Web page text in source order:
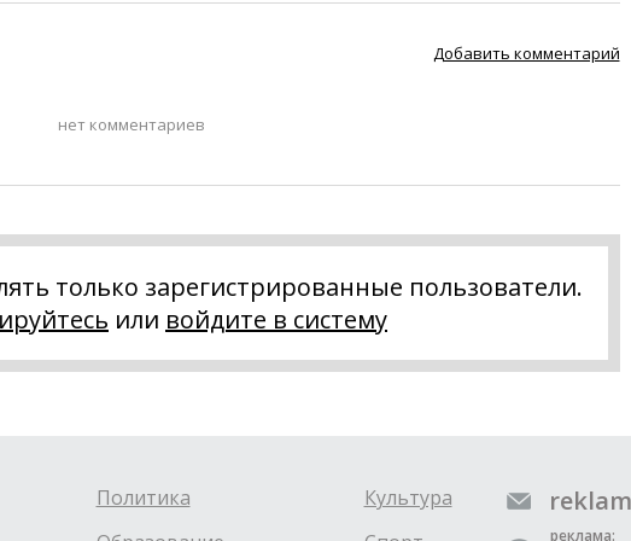
Добавить комментарий
нет комментариев
только зарегистрированные пользователи.
или войдите в систему
Политика
Культура
реклама: